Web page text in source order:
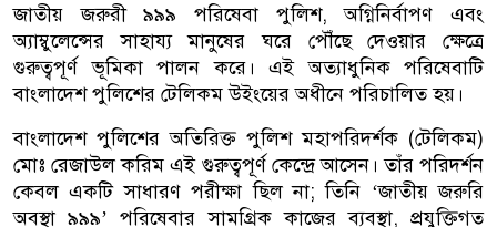
জাতীয় জরুরী ৯৯৯ পরিষেবা পুলিশ, অগ্নিনির্বাপণ এবং
অ্যাম্বুলেন্সের সাহায্য মানুষের ঘরে পৌঁছে দেওয়ার ক্ষেত্রে
গুরুত্বপূর্ণ ভূমিকা পালন করে। এই অত্যাধুনিক পরিষেবাটি
বাংলাদেশ পুলিশের টেলিকম উইংয়ের অধীনে পরিচালিত হয়।
বাংলাদেশ পুলিশের অতিরিক্ত পুলিশ মহাপরিদর্শক (টেলিকম)
মোঃ রেজাউল করিম এই গুরুত্বপূর্ণ কেন্দ্রে আসেন। তাঁর পরিদর্শন
কেবল একটি সাধারণ পরীক্ষা ছিল না; তিনি ‘জাতীয় জরুরি
অবস্থা ৯৯৯’ পরিষেবার সামগ্রিক কাজের ব্যবস্থা, প্রযুক্তিগত